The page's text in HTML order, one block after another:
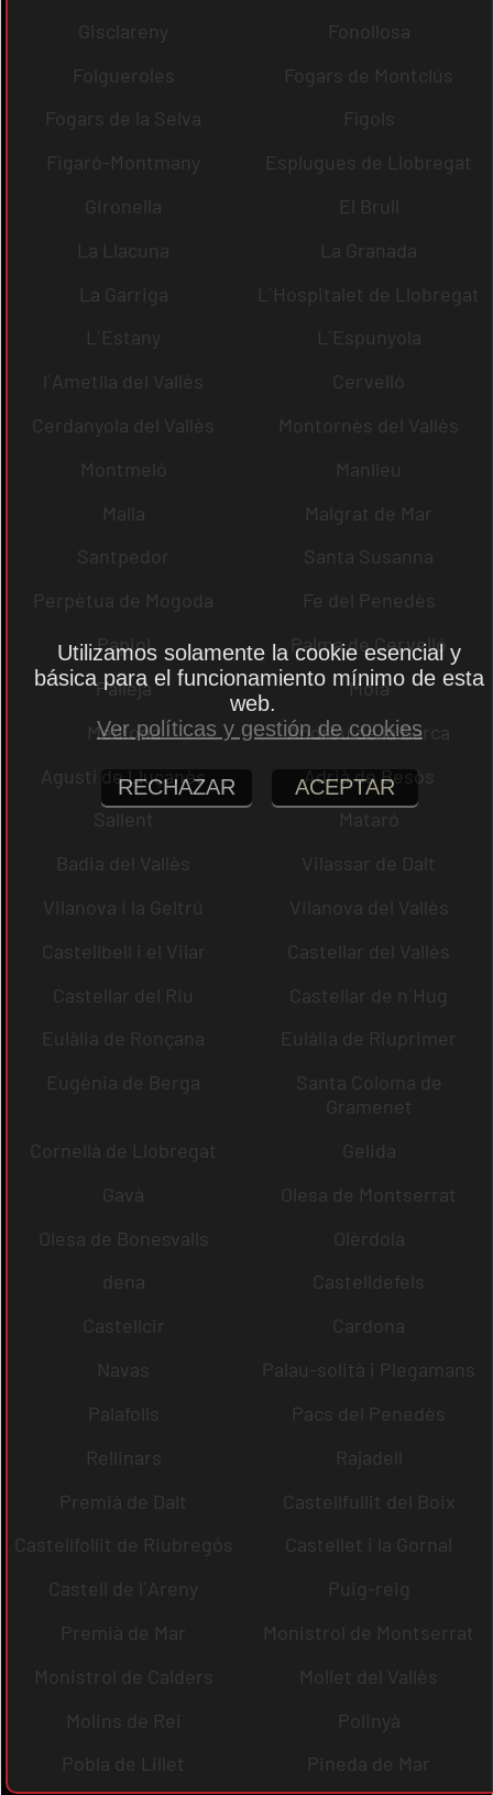
Gisclareny
Fonollosa
Folgueroles
Fogars de Montclús
Fogars de la Selva
Fígols
Figaró-Montmany
Esplugues de Llobregat
Gironella
El Brull
La Llacuna
La Granada
La Garriga
L´Hospitalet de Llobregat
L´Estany
L´Espunyola
l´Ametlla del Vallès
Cervelló
Cerdanyola del Vallès
Montornès del Vallès
Montmeló
Manlleu
Malla
Malgrat de Mar
Santpedor
Santa Susanna
Perpètua de Mogoda
Fe del Penedès
Papiol
Palma de Cervelló
Pallejà
Moià
Mediona
Andreu de la Barca
Agustí de Lluçanès
Adrià de Besòs
Sallent
Mataró
Badia del Vallès
Vilassar de Dalt
Vilanova i la Geltrú
Vilanova del Vallès
Castellbell i el Vilar
Castellar del Vallès
Castellar del Riu
Castellar de n´Hug
Eulàlia de Ronçana
Eulàlia de Riuprimer
Eugènia de Berga
Santa Coloma de
Gramenet
Cornellà de Llobregat
Gelida
Gavà
Olesa de Montserrat
Olesa de Bonesvalls
Olèrdola
dena
Castelldefels
Castellcir
Cardona
Navas
Palau-solità i Plegamans
Palafolls
Pacs del Penedès
Rellinars
Rajadell
Premià de Dalt
Castellfullit del Boix
Castellfollit de Riubregós
Castellet i la Gornal
Castell de l´Areny
Puig-reig
Premià de Mar
Monistrol de Montserrat
Monistrol de Calders
Mollet del Vallès
Molins de Rei
Polinyà
Pobla de Lillet
Pineda de Mar
Utilizamos solamente la cookie esencial y
básica para el funcionamiento mínimo de esta
web.
Ver políticas y gestión de cookies
RECHAZAR ACEPTAR